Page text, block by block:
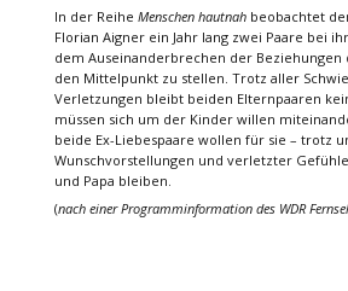
In der Reihe Menschen hautnahbeobachtet
Florian Aigner ein Jahr lang zwei Paare bei
dem Auseinanderbrechen der Beziehungen
den Mittelpunkt zu stellen. Trotz aller
Verletzungen bleibt beiden Elternpaaren
müssen sich um der Kinder willen
beide Ex-Liebespaare wollen für sie – trotz
Wunschvorstellungen und verletzter
und Papa bleiben.
(nach einer Programminformation des WDR